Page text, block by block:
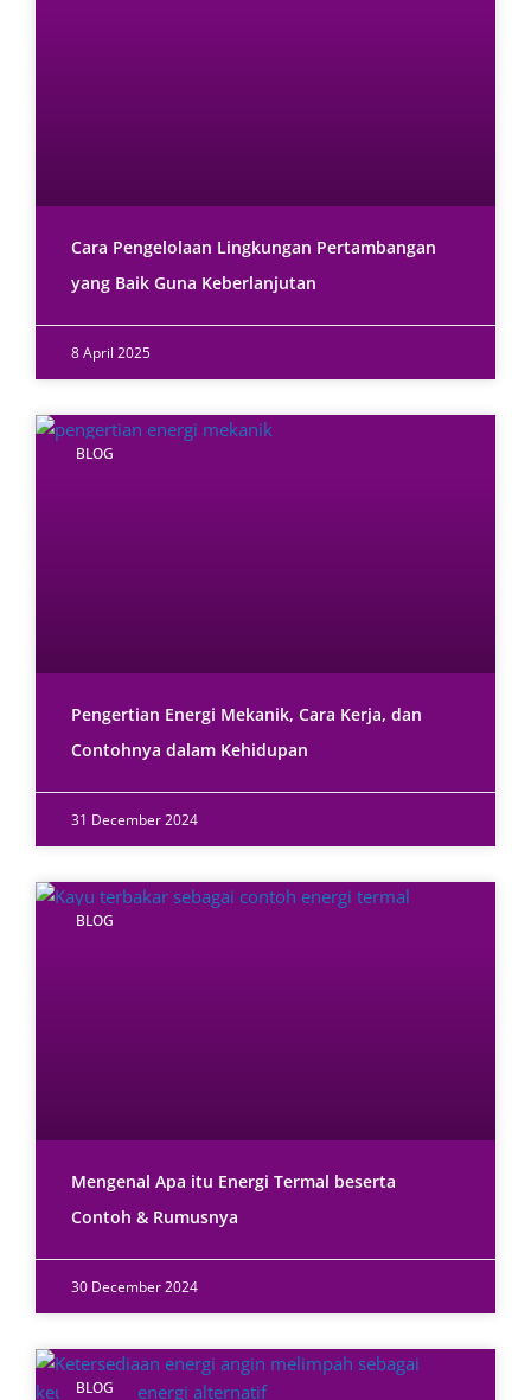
Cara Pengelolaan Lingkungan Pertambangan
yang Baik Guna Keberlanjutan
8 April 2025
BLOG
Pengertian Energi Mekanik, Cara Kerja, dan
Contohnya dalam Kehidupan
31 December 2024
BLOG
Mengenal Apa itu Energi Termal beserta
Contoh & Rumusnya
30 December 2024
BLOG